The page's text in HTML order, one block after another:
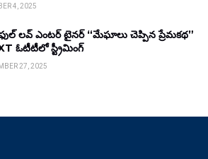
4, 2025
లవ్ ఎంటర్ టైనర్ “మేఘాలు చెప్పిన ప్రేమకథ”
ఓటీటీలో స్ట్రీమింగ్
27, 2025